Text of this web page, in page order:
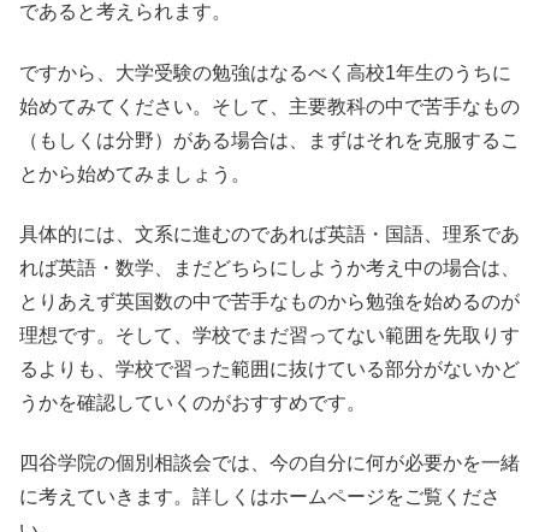
であると考えられます。
ですから、大学受験の勉強はなるべく高校1年生のうちに
始めてみてください。そして、主要教科の中で苦手なもの
（もしくは分野）がある場合は、まずはそれを克服するこ
とから始めてみましょう。
具体的には、文系に進むのであれば英語・国語、理系であ
れば英語・数学、まだどちらにしようか考え中の場合は、
とりあえず英国数の中で苦手なものから勉強を始めるのが
理想です。そして、学校でまだ習ってない範囲を先取りす
るよりも、学校で習った範囲に抜けている部分がないかど
うかを確認していくのがおすすめです。
四谷学院の個別相談会では、今の自分に何が必要かを一緒
に考えていきます。詳しくはホームページをご覧くださ